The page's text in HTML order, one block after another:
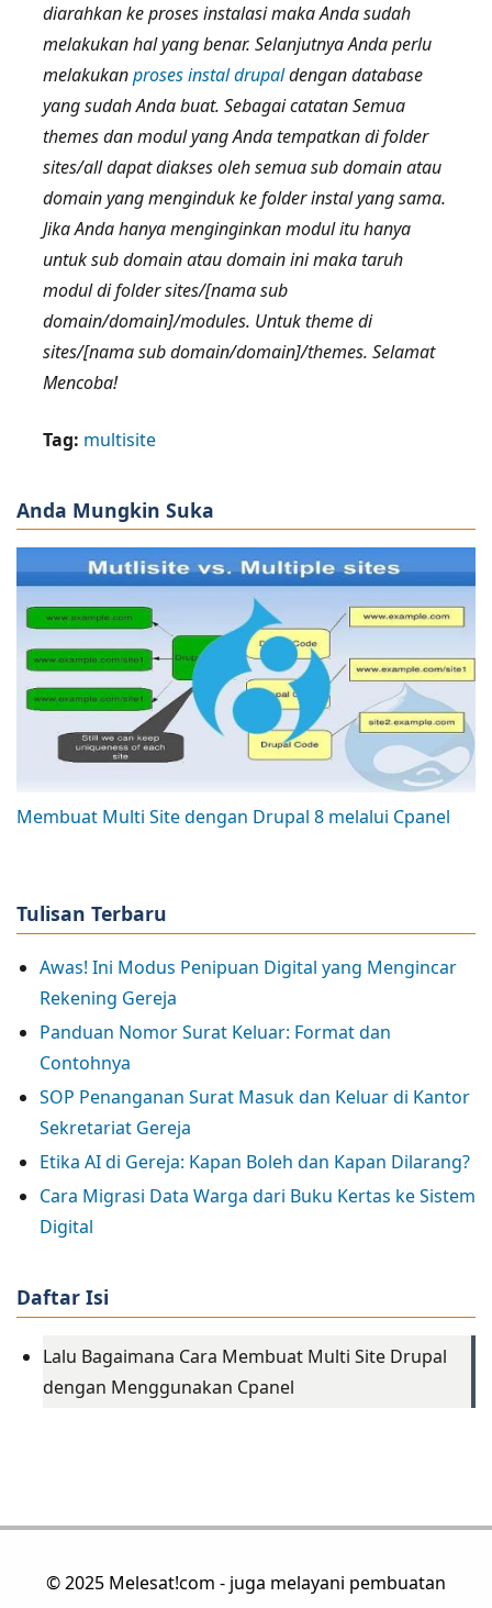
diarahkan ke proses instalasi maka Anda sudah
melakukan hal yang benar. Selanjutnya Anda perlu
melakukanproses instal drupaldengan database
yang sudah Anda buat. Sebagai catatan Semua
themes dan modul yang Anda tempatkan di folder
sites/all dapat diakses oleh semua sub domain atau
domain yang menginduk ke folder instal yang sama.
Jika Anda hanya menginginkan modul itu hanya
untuk sub domain atau domain ini maka taruh
modul di folder sites/[nama sub
domain/domain]/modules. Untuk theme di
sites/[nama sub domain/domain]/themes. Selamat
Mencoba!
Tag: multisite
Anda Mungkin Suka
Membuat Multi Site dengan Drupal 8 melalui Cpanel
Tulisan Terbaru
Awas! Ini Modus Penipuan Digital yang Mengincar
Rekening Gereja
Panduan Nomor Surat Keluar: Format dan
Contohnya
SOP Penanganan Surat Masuk dan Keluar di Kantor
Sekretariat Gereja
Etika AI di Gereja: Kapan Boleh dan Kapan Dilarang?
Cara Migrasi Data Warga dari Buku Kertas ke Sistem
Digital
Daftar Isi
Lalu Bagaimana Cara Membuat Multi Site Drupal
dengan Menggunakan Cpanel
© 2025 Melesat!com - juga melayani pembuatan